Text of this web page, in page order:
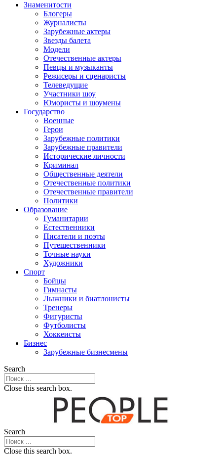
Знаменитости
Блогеры
Журналисты
Зарубежные актеры
Звезды балета
Модели
Отечественные актеры
Певцы и музыканты
Режисеры и сценаристы
Телеведущие
Участники шоу
Юмористы и шоумены
Государство
Военные
Герои
Зарубежные политики
Зарубежные правители
Исторические личности
Криминал
Общественные деятели
Отечественные политики
Отечественные правители
Политики
Образование
Гуманитарии
Естественники
Писатели и поэты
Путешественники
Точные науки
Художники
Спорт
Бойцы
Гимнасты
Лыжники и биатлонисты
Тренеры
Фигуристы
Футболисты
Хоккеисты
Бизнес
Зарубежные бизнесмены
Search
Close this search box.
Search
Close this search box.